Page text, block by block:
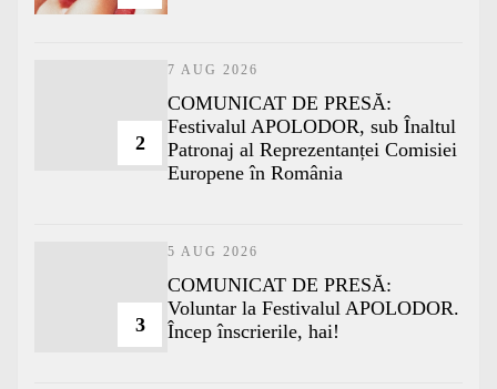
2
7 AUG 2026
COMUNICAT DE PRESĂ:
Festivalul APOLODOR, sub Înaltul
Patronaj al Reprezentanței Comisiei
Europene în România
3
5 AUG 2026
COMUNICAT DE PRESĂ:
Voluntar la Festivalul APOLODOR.
Încep înscrierile, hai!